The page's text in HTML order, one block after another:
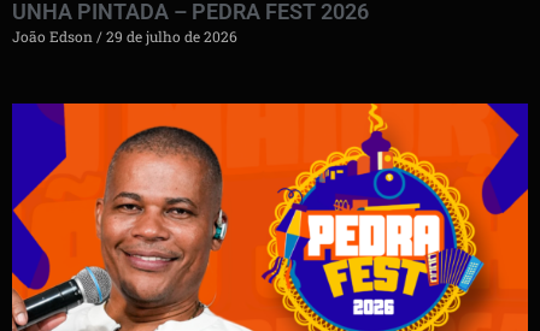
UNHA PINTADA – PEDRA FEST 2026
João Edson 29 de julho de 2026